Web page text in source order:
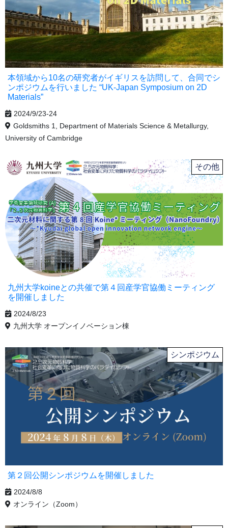
本領域から10名の研究者がイギリスを訪問して、合同でシ
ンポジウムを行いました “UK-Japan Symposium on 2D
Materials”
2024/9/23-24
Goldsmiths 1, Department of Materials Science & Metallurgy,
University of Cambridge
その他
九州大学koineとの共催で第４回産学官協働ミーティング
を開催しました
2024/8/23
九州大学 オープンイノベーション棟
シンポジウム
第２回公開シンポジウムを開催しました
2024/8/8
オンライン（Zoom）